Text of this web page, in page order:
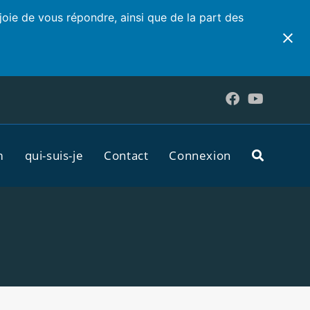
de vous répondre, ainsi que de la part des
qui-suis-je Contact Connexion Toggle